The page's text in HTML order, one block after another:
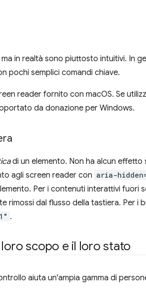
in realtà sono piuttosto intuitivi. In
pochi semplici comandi chiave.
reader fornito con macOS. Se
da donazione per Windows.
di un elemento. Non ha alcun effetto
agli screen reader con aria-
Per i contenuti interattivi fuori
rimossi dal flusso della tastiera. Per i
.
scopo e il loro stato
aiuta un'ampia gamma di